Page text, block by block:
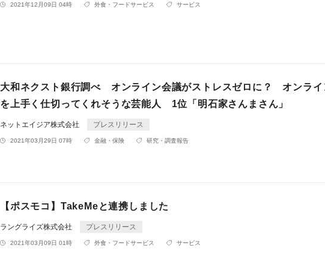
2021年12月09日 04時 外食・フードサービス サービス
大和ネクスト銀行調べ オンライン会議がストレスゼロに？ オンライ
を上手く仕切ってくれそうな芸能人 1位「明石家さんまさん」
ネットエイジア株式会社 プレスリリース
2021年03月29日 07時 金融・保険 研究・調査報告
【ポスモコ】TakeMeと連携しました
ラングライズ株式会社 プレスリリース
2021年03月09日 01時 外食・フードサービス サービス